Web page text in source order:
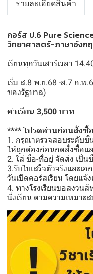
รายละเอียดสินค้า
คอร์ส ป.6 Pure
วิทยาศาสตร์-ภาษาอังก
เรียนทุกวันเสาร์เวลา
เริ่ม ส.8 พ.ย.68 -ส.7 ก.พ
ของรัฐบาล)
ค่าเรียน 3,500 บาท
**** โปรดอ่านก่อนสั่งซื้
1. กรุณาตรวจสอบระดับชั้
ให้ถูกต้องก่อนกดสั่งซื้อแล
2. ใส่ ชื่อ-ที่อยู่ จัดส่ง เป็น
3.รับใบเสร็จตัวจริงและเอ
วันเปิดคอร์สเรียน โดยแจ้
4. ทางโรงเรียนขอสงวน
นั่งเรียน ตามความเหมาะ